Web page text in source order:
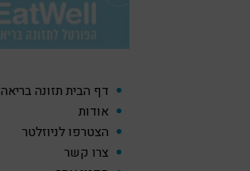
דף הבית תזונה בריאה
אודות
הצטרפו לניוזלטר
צרו קשר